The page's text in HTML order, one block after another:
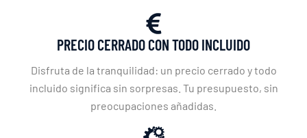
PRECIO CERRADO CON TODO INCLUIDO
Disfruta de la tranquilidad: un precio cerrado y todo
incluido significa sin sorpresas. Tu presupuesto, sin
preocupaciones añadidas.